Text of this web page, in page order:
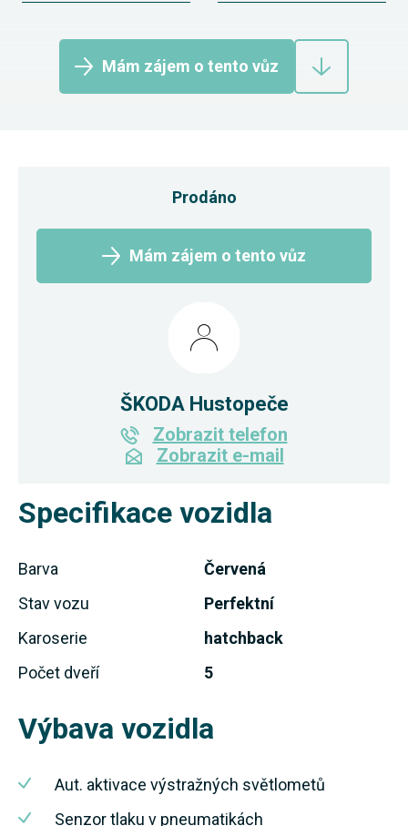
Mám zájem o tento vůz
Specifikace vozidla
Barva
Červená
Stav vozu
Perfektní
Karoserie
hatchback
Počet dveří
5
Výbava vozidla
Aut. aktivace výstražných světlometů
Senzor tlaku v pneumatikách
Prodáno
Mám zájem o tento vůz
ŠKODA Hustopeče
Zobrazit telefon
Zobrazit e-mail